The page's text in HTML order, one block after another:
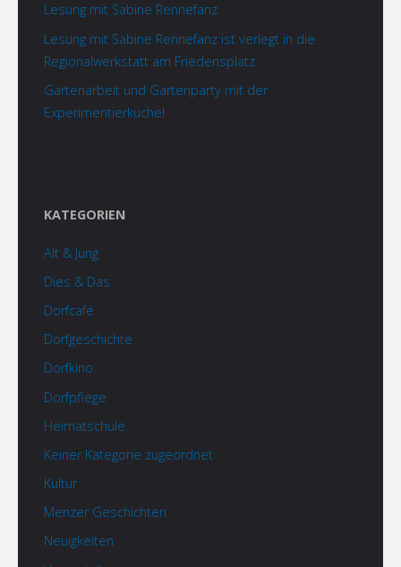
Lesung mit Sabine Rennefanz
Lesung mit Sabine Rennefanz ist verlegt in die
Regionalwerkstatt am Friedensplatz
Gartenarbeit und Gartenparty mit der
Experimentierküche!
KATEGORIEN
Alt & Jung
Dies & Das
Dorfcafé
Dorfgeschichte
Dorfkino
Dorfpflege
Heimatschule
Keiner Kategorie zugeordnet
Kultur
Menzer Geschichten
Neuigkeiten